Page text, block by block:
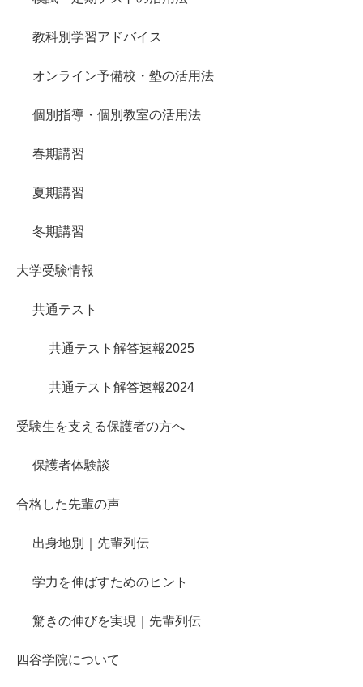
教科別学習アドバイス
オンライン予備校・塾の活用法
個別指導・個別教室の活用法
春期講習
夏期講習
冬期講習
大学受験情報
共通テスト
共通テスト解答速報2025
共通テスト解答速報2024
受験生を支える保護者の方へ
保護者体験談
合格した先輩の声
出身地別｜先輩列伝
学力を伸ばすためのヒント
驚きの伸びを実現｜先輩列伝
四谷学院について